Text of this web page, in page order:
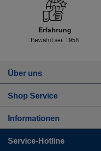
Erfahrung
Bewährt seit 1958
Über uns
Shop Service
Informationen
Service-Hotline